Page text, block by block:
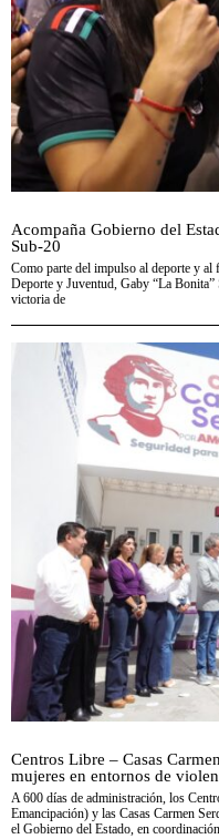
Acompaña Gobierno del
Sub-20
Como parte del impulso al deporte y al
Deporte y Juventud, Gaby “La Bonita”
victoria de
Centros Libre – Casas
mujeres en entornos de
A 600 días de administración, los
Emancipación) y las Casas Carmen
el Gobierno del Estado, en